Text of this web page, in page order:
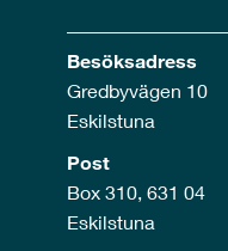
Besöksadress
Gredbyvägen 10
Eskilstuna
Post
Box 310, 631 04
Eskilstuna